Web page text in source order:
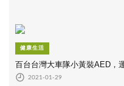
健康生活
百台台灣大車隊小黃裝AED，
2021-01-29